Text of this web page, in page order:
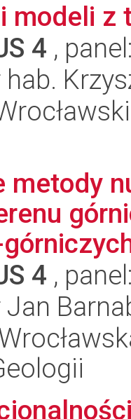
modeli z
4 ,
metody
4 ,